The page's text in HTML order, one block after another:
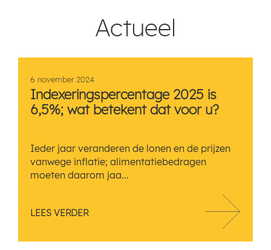
Actueel
6 november 2024
Indexeringspercentage 2025 is
6,5%; wat betekent dat voor u?
Ieder jaar veranderen de lonen en de prijzen
vanwege inflatie; alimentatiebedragen
moeten daarom jaa...
LEES VERDER